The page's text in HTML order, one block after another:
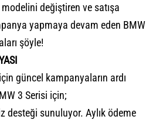
değiştiren ve satışa
yapmaya devam eden BMW
şöyle!
güncel kampanyaların ardı
3 Serisi için;
desteği sunuluyor. Aylık ödeme